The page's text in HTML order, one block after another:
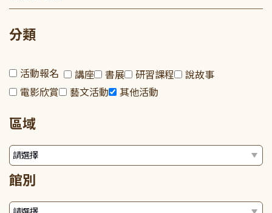
分類
活動報名 講座 書展 研習課程
說故事
電影欣賞
藝文活動 其他活動
區域
館別